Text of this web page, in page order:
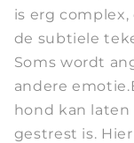
is erg
de subtiele
Soms wordt
andere
hond kan
gestrest is.